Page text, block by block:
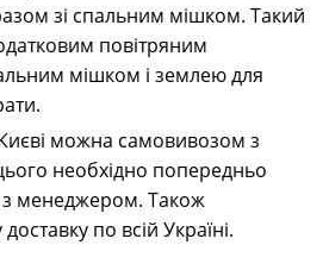
зі спальним мішком. Такий
повітряним
мішком і землею для
можна самовивозом з
необхідно попередньо
з менеджером. Також
по всій Україні.